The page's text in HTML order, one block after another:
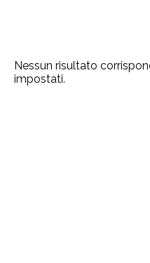
Nessun risultato
impostati.